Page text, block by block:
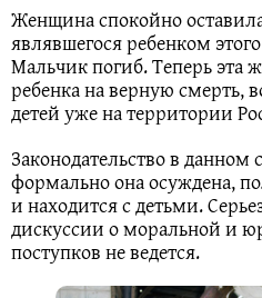
Женщина спокойно
являвшегося ребенком
Мальчик погиб. Теперь эта
ребенка на верную смерть,
детей уже на территории
Законодательство в
формально она осуждена,
и находится с детьми.
дискуссии о моральной и
поступков не ведется.